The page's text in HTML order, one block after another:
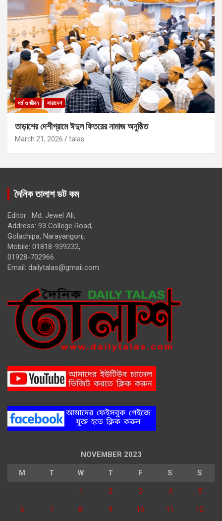
ধর্ম ও জীবন সারাদেশ
তাড়াশের দেশীগ্রামে ঈদুল ফিতরের নামাজ অনুষ্ঠিত
March 21, 2026 talas
দৈনিক তালাশ ডট কম
Editor : Md. Jewel Ali,
Address: 93 College Road,
Golachipa, Narayangonj.
Mobile: 01818-939232,
01928-702966.
Email: dailytalas@gmail.com
NOVEMBER 2023
M T W T F S S
1 2 3 4 5
6 7 8 9 10 11 12